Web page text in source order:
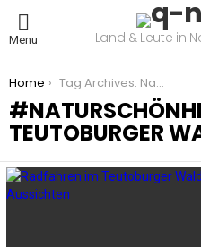
Menu Land & Leute in
You are here:
Home Tag Archives: Naturschönheiten Teutoburger Wald
TEUTOBURGER
LATEST